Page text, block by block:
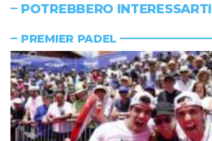
POTREBBERO INTERESSARTI
PREMIER PADEL